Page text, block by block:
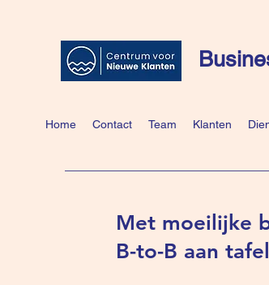
Home Contact Team Klanten
Met moeilijke
B-to-B aan